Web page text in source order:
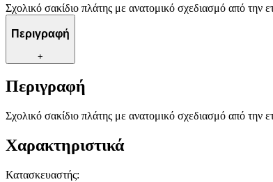
Σχολικό σακίδιο πλάτης με ανατομικό σχεδιασμό από την
Περιγραφή
+
Περιγραφή
Σχολικό σακίδιο πλάτης με ανατομικό σχεδιασμό από την
Χαρακτηριστικά
Κατασκευαστής: